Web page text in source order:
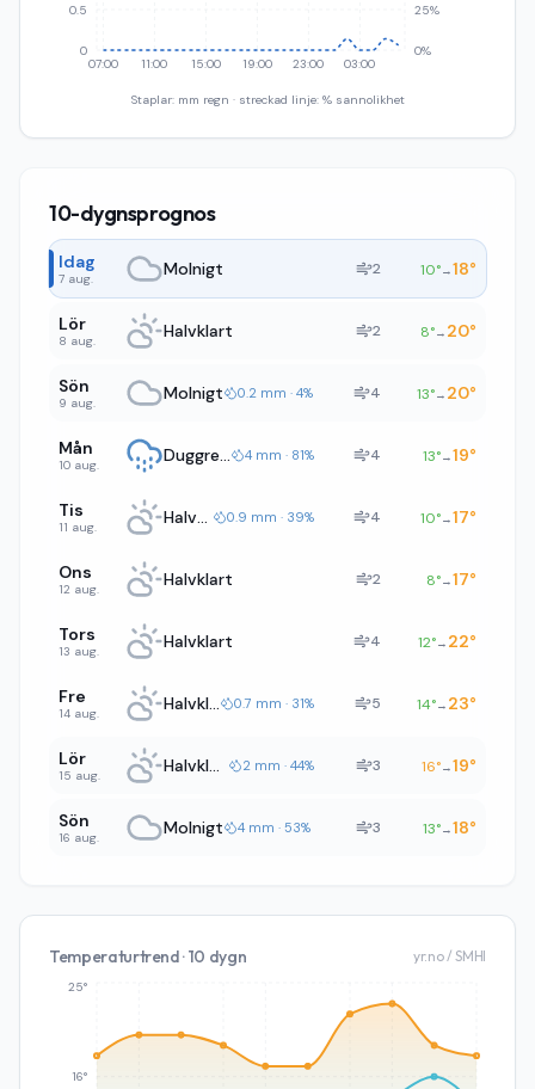
07:00 11:00 15:00 19:00 23:00 03:00
0
0.5
0%
25%
Staplar: mm regn · streckad linje: % sannolikhet
10-dygnsprognos
Idag
7 aug. Molnigt 2 10°→18°
Lör
8 aug. Halvklart 2 8°→ 20°
Sön
9 aug. Molnigt 0.2 mm · 4% 4 13°→ 20°
Mån
10 aug. Duggregn 4 mm · 81% 4 13°→19°
Tis
11 aug. Halvklart 0.9 mm · 39% 4 10°→17°
Ons
12 aug. Halvklart 2 8°→17°
Tors
13 aug. Halvklart 4 12°→ 22°
Fre
14 aug. Halvklart 0.7 mm · 31% 5 14°→ 23°
Lör
15 aug. Halvklart 2 mm · 44% 3 16°→19°
Sön
16 aug. Molnigt 4 mm · 53% 3 13°→18°
Temperaturtrend · 10 dygn yr.no / SMHI
16°
25°